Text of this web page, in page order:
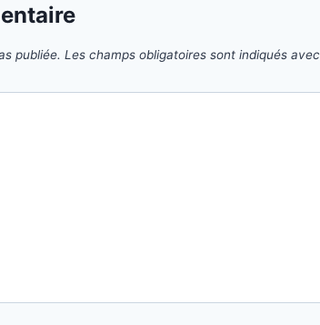
publiée. Les champs obligatoires sont indiqués avec